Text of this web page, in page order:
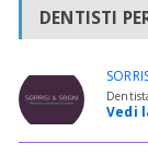
DENTISTI
Vedi